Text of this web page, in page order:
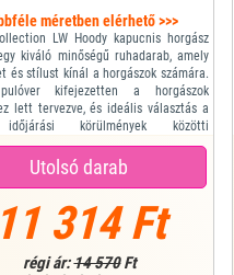
méretben elérhető >>>
LW Hoody kapucnis horgász
kiváló minőségű ruhadarab, amely
és stílust kínál a horgászok számára.
kifejezetten a horgászok
lett tervezve, és ideális választás a
körülmények közötti
A pulóver divatos és sportos
amely jól illik horgászruházathoz
viselethez.
Utolsó darab
11 314 Ft
régi ár:14 570Ft